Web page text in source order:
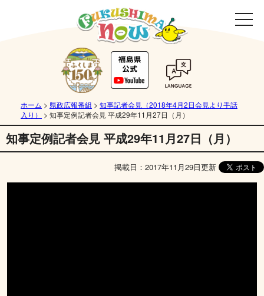
ホーム > 県政広報番組 > 知事記者会見（2018年4月2日会見より手話
入り）
> 知事定例記者会見 平成29年11月27日（月）
知事定例記者会見 平成29年11月27日（月）
掲載日：2017年11月29日更新